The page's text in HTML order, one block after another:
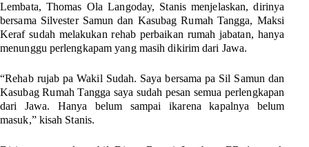
Lembata, Thomas Ola Langoday, Stanis menjelaskan, dirinya
bersama Silvester Samun dan Kasubag Rumah Tangga, Maksi
Keraf sudah melakukan rehab perbaikan rumah jabatan, hanya
menunggu perlengkapam yang masih dikirim dari Jawa.
“Rehab rujab pa Wakil Sudah. Saya bersama pa Sil Samun dan
Kasubag Rumah Tangga saya sudah pesan semua perlengkapan
dari Jawa. Hanya belum sampai ikarena kapalnya belum
masuk,” kisah Stanis.